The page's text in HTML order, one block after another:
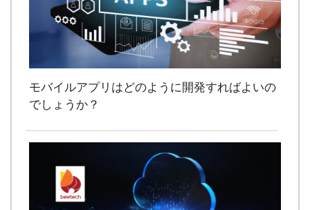
モバイルアプリはどのように開発すればよいの
でしょうか？